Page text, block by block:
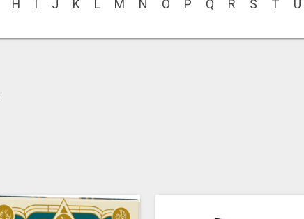
H I J K L M N O P Q R S T U